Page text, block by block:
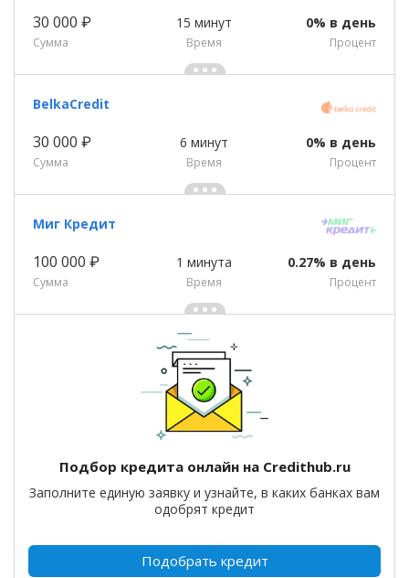
30 000 ₽
Сумма
15 минут
Время
0% в день
Процент
BelkaCredit
30 000 ₽
Сумма
6 минут
Время
0% в день
Процент
Миг Кредит
100 000 ₽
Сумма
1 минута
Время
0.27% в день
Процент
Подбор кредита онлайн на Credithub.ru
Заполните единую заявку и узнайте, в каких банках вам
одобрят кредит
Подобрать кредит